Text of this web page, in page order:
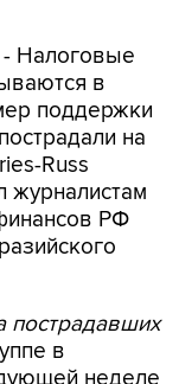
- Налоговые
в
поддержки
на
Russ
журналистам
РФ
пострадавших
в